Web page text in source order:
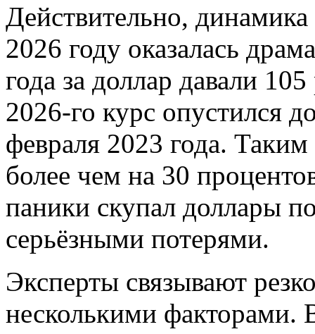
Действительно,
2026 году оказалась
года за доллар давали
2026-го курс опустился
февраля 2023 года.
более чем на 30
паники скупал доллары
серьёзными потерями.
Эксперты связывают
несколькими факторами.